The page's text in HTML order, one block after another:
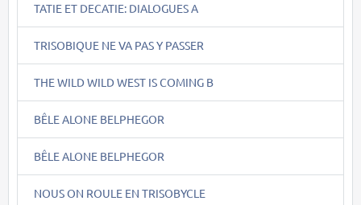
TATIE ET DECATIE: DIALOGUES A
TRISOBIQUE NE VA PAS Y PASSER
THE WILD WILD WEST IS COMING B
BÊLE ALONE BELPHEGOR
BÊLE ALONE BELPHEGOR
NOUS ON ROULE EN TRISOBYCLE